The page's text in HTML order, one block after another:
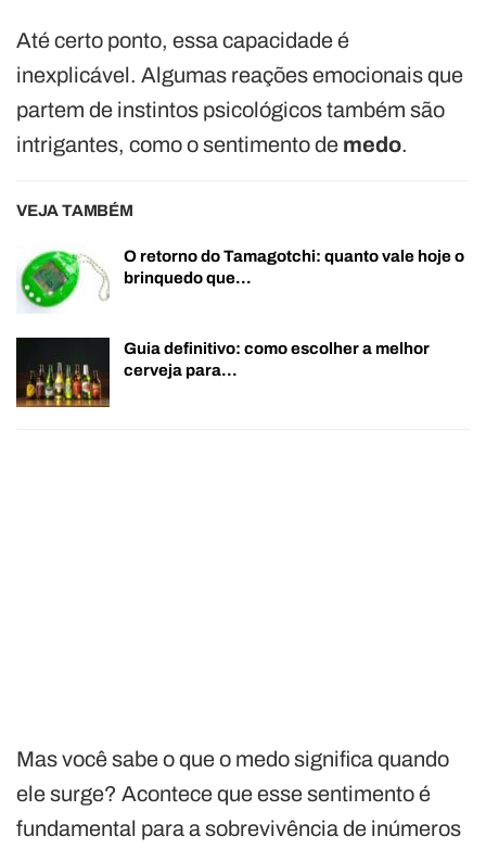
Até certo ponto, essa capacidade é
inexplicável. Algumas reações emocionais que
partem de instintos psicológicos também são
intrigantes, como o sentimento de medo.
VEJA TAMBÉM
O retorno do Tamagotchi: quanto vale hoje o
brinquedo que…
Guia definitivo: como escolher a melhor
cerveja para…
Mas você sabe o que o medo significa quando
ele surge? Acontece que esse sentimento é
fundamental para a sobrevivência de inúmeros